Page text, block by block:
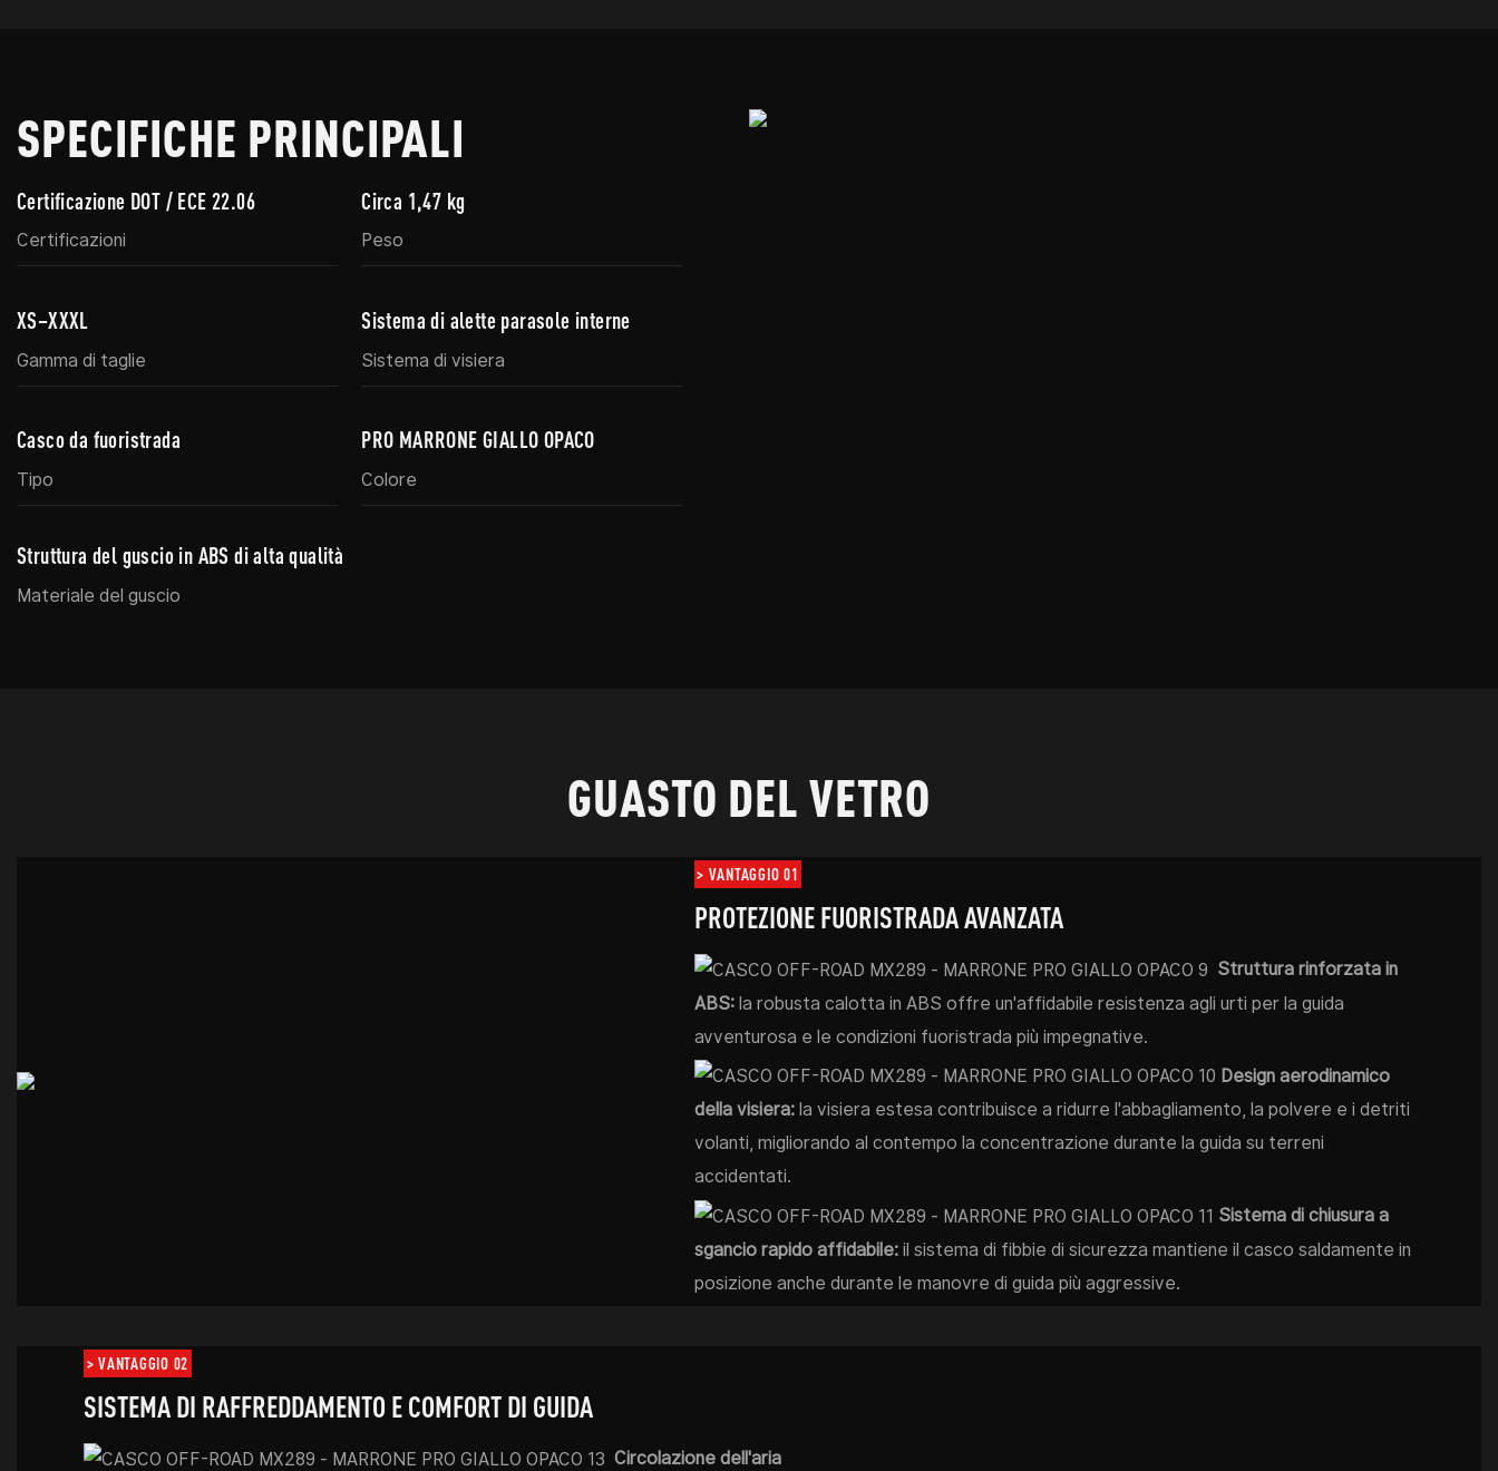
SPECIFICHE PRINCIPALI
Certificazione DOT / ECE 22.06
Certificazioni
Circa 1,47 kg
Peso
XS–XXXL
Gamma di taglie
Sistema di alette parasole interne
Sistema di visiera
Casco da fuoristrada
Tipo
PRO MARRONE GIALLO OPACO
Colore
Struttura del guscio in ABS di alta qualità
Materiale del guscio
GUASTO DEL VETRO
> VANTAGGIO 01
PROTEZIONE FUORISTRADA AVANZATA
Struttura rinforzata in
ABS:la robusta calotta in ABS offre un'affidabile resistenza agli urti per la guida
avventurosa e le condizioni fuoristrada più impegnative.
Design aerodinamico
della visiera:la visiera estesa contribuisce a ridurre l'abbagliamento, la polvere e i detriti
volanti, migliorando al contempo la concentrazione durante la guida su terreni
accidentati.
Sistema di chiusura a
sgancio rapido affidabile:il sistema di fibbie di sicurezza mantiene il casco saldamente in
posizione anche durante le manovre di guida più aggressive.
> VANTAGGIO 02
SISTEMA DI RAFFREDDAMENTO E COMFORT DI GUIDA
Circolazione dell'aria